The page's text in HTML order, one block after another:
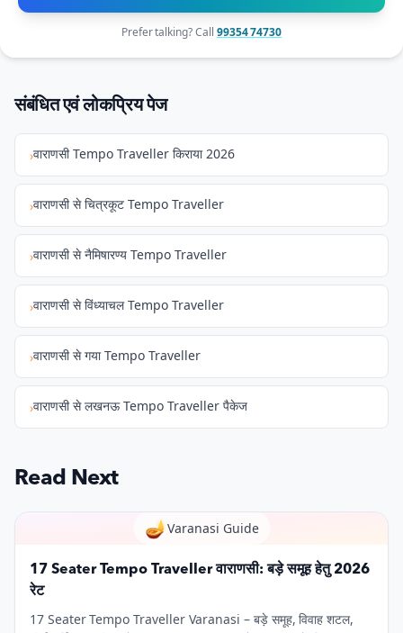
Prefer talking? Call 99354 74730
संबंधित एवं लोकप्रिय पेज
›वाराणसी Tempo Traveller किराया 2026
›वाराणसी से चित्रकूट Tempo Traveller
›वाराणसी से नैमिषारण्य Tempo Traveller
›वाराणसी से विंध्याचल Tempo Traveller
›वाराणसी से गया Tempo Traveller
›वाराणसी से लखनऊ Tempo Traveller पैकेज
Read Next
🪔Varanasi Guide
17 Seater Tempo Traveller वाराणसी: बड़े समूह हेतु 2026
रेट
17 Seater Tempo Traveller Varanasi – बड़े समूह, विवाह शटल,